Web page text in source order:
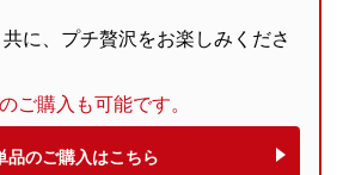
に、プチ贅沢をお楽しみくださ
ご購入も可能です。
品のご購入はこちら